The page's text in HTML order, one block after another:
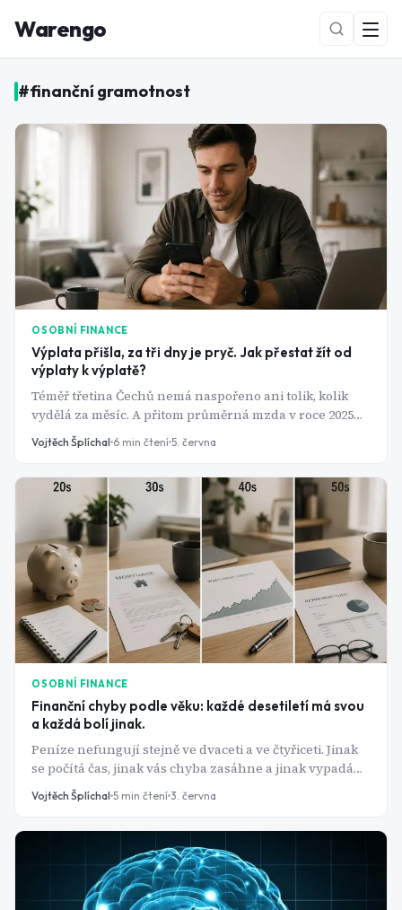
Warengo
#finanční gramotnost
OSOBNÍ FINANCE
Výplata přišla, za tři dny je pryč. Jak přestat žít od
výplaty k výplatě?
Téměř třetina Čechů nemá naspořeno ani tolik, kolik
vydělá za měsíc. A přitom průměrná mzda v roce 2025
přesáhla 49 tisíc korun hrubého. Problém není příjem -
problém je systém.
Vojtěch Šplíchal 6 min čtení 5. června
OSOBNÍ FINANCE
Finanční chyby podle věku: každé desetiletí má svou
a každá bolí jinak.
Peníze nefungují stejně ve dvaceti a ve čtyřiceti. Jinak
se počítá čas, jinak vás chyba zasáhne a jinak vypadá
správný tah. Průzkum finanční gramotnosti
Ministerstva financí ČR z roku 2025 ukázal, že pouze 39
nejčastěji řeší splácení hypotéky. To není špatně, ale je
to jen část obrazu. Co udělat, co neopakovat a proč na
pořadí záleží víc, než si myslíte - to je přesně to, o čem
tenhle článek je.
Vojtěch Šplíchal 5 min čtení 3. června